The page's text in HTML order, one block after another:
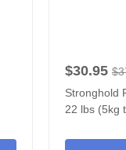
$30.95
Stronghold
22 lbs (5kg